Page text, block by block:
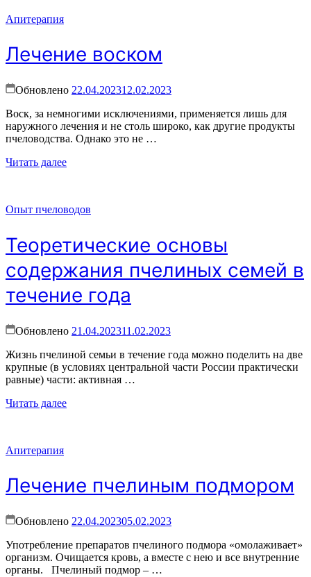
Апитерапия
Лечение воском
Обновлено 22.04.202312.02.2023
Воск, за немногими исключениями, применяется лишь для
наружного лечения и не столь широко, как другие продукты
пчеловодства. Однако это не …
Читать далее
Опыт пчеловодов
Теоретические основы
содержания пчелиных семей в
течение года
Обновлено 21.04.202311.02.2023
Жизнь пчелиной семьи в течение года можно поделить на две
крупные (в условиях центральной части России практически
равные) части: активная …
Читать далее
Апитерапия
Лечение пчелиным подмором
Обновлено 22.04.202305.02.2023
Употребление препаратов пчелиного подмора «омолаживает»
организм. Очищается кровь, а вместе с нею и все внутренние
органы. Пчелиный подмор – …